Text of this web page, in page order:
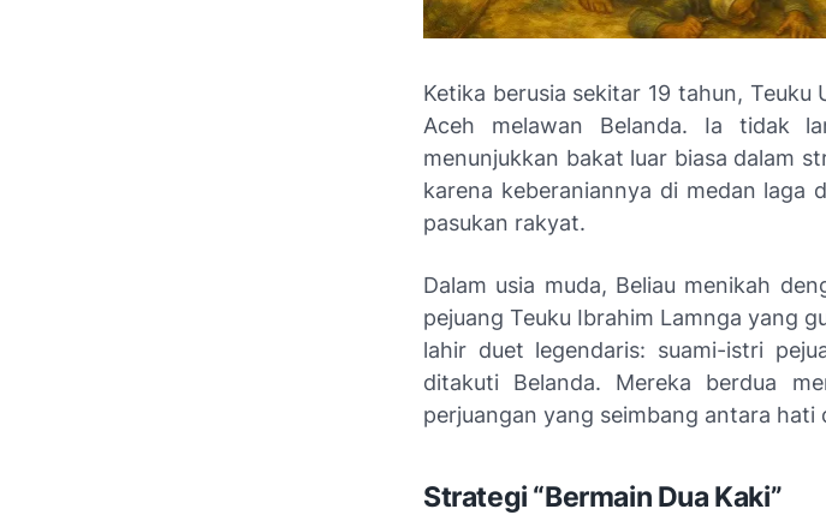
Ketika berusia sekitar 19 tahun,
Aceh melawan Belanda. Ia tidak
menunjukkan bakat luar biasa dalam
karena keberaniannya di medan laga
pasukan rakyat.
Dalam usia muda, Beliau menikah
pejuang Teuku Ibrahim Lamnga yang
lahir duet legendaris: suami-istri
ditakuti Belanda. Mereka berdua
perjuangan yang seimbang antara hati
Strategi “Bermain Dua Kaki”